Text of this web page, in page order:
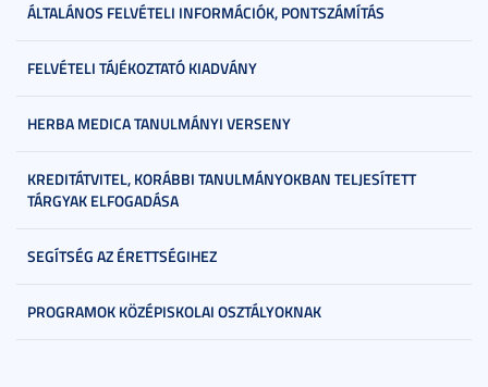
ÁLTALÁNOS FELVÉTELI INFORMÁCIÓK, PONTSZÁMÍTÁS
FELVÉTELI TÁJÉKOZTATÓ KIADVÁNY
HERBA MEDICA TANULMÁNYI VERSENY
KREDITÁTVITEL, KORÁBBI TANULMÁNYOKBAN TELJESÍTETT
TÁRGYAK ELFOGADÁSA
SEGÍTSÉG AZ ÉRETTSÉGIHEZ
PROGRAMOK KÖZÉPISKOLAI OSZTÁLYOKNAK